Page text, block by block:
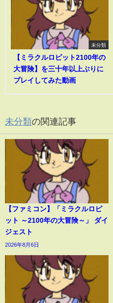
未分類
【ミラクルロピット2100年の
大冒険】を三十年以上ぶりに
プレイしてみた動画
未分類の関連記事
【ファミコン】「ミラクルロピ
ット ～2100年の大冒険～」 ダイ
ジェスト
2026年8月6日